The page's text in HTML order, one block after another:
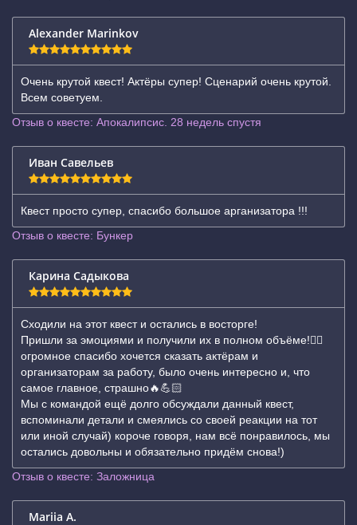
Alexander Marinkov
Очень крутой квест! Актёры супер! Сценарий очень крутой.
Всем советуем.
Отзыв о квесте: Апокалипсис. 28 недель спустя
Иван Савельев
Квест просто супер, спасибо большое арганизатора !!!
Отзыв о квесте: Бункер
Карина Садыкова
Сходили на этот квест и остались в восторге!
Пришли за эмоциями и получили их в полном объёме!❤️‍🔥
огромное спасибо хочется сказать актёрам и
организаторам за работу, было очень интересно и, что
самое главное, страшно🔥💪🏻
Мы с командой ещё долго обсуждали данный квест,
вспоминали детали и смеялись со своей реакции на тот
или иной случай) короче говоря, нам всё понравилось, мы
остались довольны и обязательно придём снова!)
Отзыв о квесте: Заложница
Mariia A.